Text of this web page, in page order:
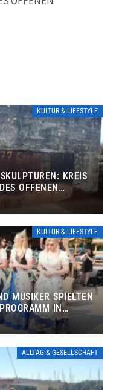
KULTUR & LIFESTYLE
KREIS
OFFENEN
KULTUR & LIFESTYLE
MUSIKER SPIELTEN
IN
ALLTAG & GESELLSCHAFT